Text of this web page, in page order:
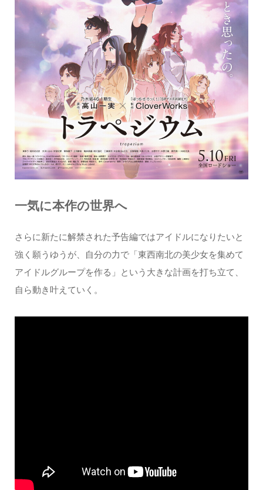
一気に本作の世界へ
さらに新たに解禁された予告編ではアイドルになりたいと
強く願うゆうが、自分の力で「東西南北の美少女を集めて
アイドルグループを作る」という大きな計画を打ち立て、
自ら動き叶えていく。